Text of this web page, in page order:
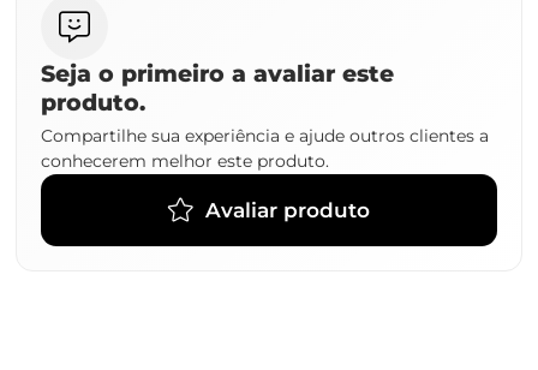
Seja o primeiro a avaliar este
produto.
Compartilhe sua experiência e ajude outros clientes a
conhecerem melhor este produto.
Avaliar produto